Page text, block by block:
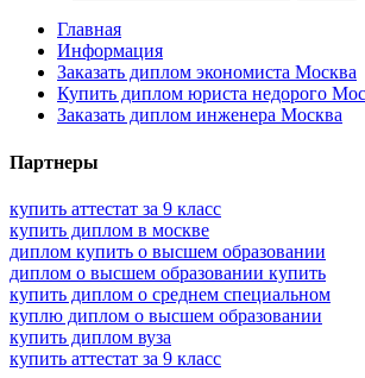
Главная
Информация
Заказать диплом экономиста Москва
Купить диплом юриста недорого
Заказать диплом инженера Москва
Партнеры
купить аттестат за 9 класс
купить диплом в москве
диплом купить о высшем образовании
диплом о высшем образовании купить
купить диплом о среднем специальном
куплю диплом о высшем образовании
купить диплом вуза
купить аттестат за 9 класс